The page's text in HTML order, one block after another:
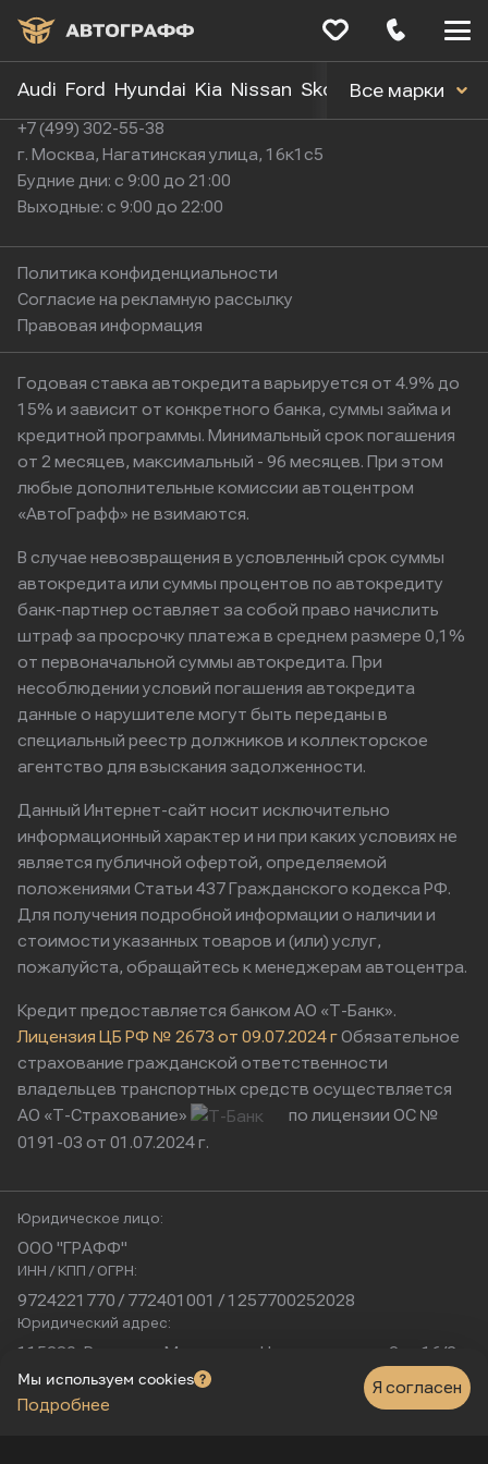
Audi Ford Hyundai Kia Nissan Skoda Toyota
Все марки
+7 (499) 302-55-38
г. Москва, Нагатинская улица, 16к1с5
Будние дни: с 9:00 до 21:00
Выходные: с 9:00 до 22:00
Политика конфиденциальности
Согласие на рекламную рассылку
Правовая информация
Годовая ставка автокредита варьируется от 4.9% до
15% и зависит от конкретного банка, суммы займа и
кредитной программы. Минимальный срок погашения
от 2 месяцев, максимальный - 96 месяцев. При этом
любые дополнительные комиссии автоцентром
«АвтоГрафф» не взимаются.
В случае невозвращения в условленный срок суммы
автокредита или суммы процентов по автокредиту
банк-партнер оставляет за собой право начислить
штраф за просрочку платежа в среднем размере 0,1%
от первоначальной суммы автокредита. При
несоблюдении условий погашения автокредита
данные о нарушителе могут быть переданы в
специальный реестр должников и коллекторское
агентство для взыскания задолженности.
Данный Интернет-сайт носит исключительно
информационный характер и ни при каких условиях не
является публичной офертой, определяемой
положениями Статьи 437 Гражданского кодекса РФ.
Для получения подробной информации о наличии и
стоимости указанных товаров и (или) услуг,
пожалуйста, обращайтесь к менеджерам автоцентра.
Кредит предоставляется банком АО «Т-Банк».
Лицензия ЦБ РФ № 2673 от 09.07.2024 гОбязательное
страхование гражданской ответственности
владельцев транспортных средств осуществляется
АО «Т-Страхование»
по лицензии ОС №
0191-03 от 01.07.2024 г.
Юридическое лицо:
ООО "ГРАФФ"
ИНН / КПП / ОГРН:
9724221770 / 772401001 / 1257700252028
Юридический адрес:
115230, Россия, г. Москва, ул. Нагатинская, д. 2, п. 16/2
Физический адрес:
г. Москва, Нагатинская улица, 16к1с5
Мы используем cookies
Подробнее
Я согласен